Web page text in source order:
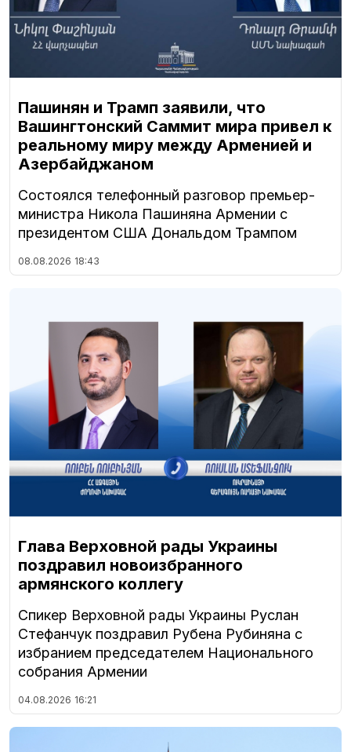
Пашинян и Трамп заявили, что
Вашингтонский Саммит мира привел к
реальному миру между Арменией и
Азербайджаном
Состоялся телефонный разговор премьер-
министра Никола Пашиняна Армении с
президентом США Дональдом Трампом
08.08.2026 18:43
Глава Верховной рады Украины
поздравил новоизбранного
армянского коллегу
Спикер Верховной рады Украины Руслан
Стефанчук поздравил Рубена Рубиняна с
избранием председателем Национального
собрания Армении
04.08.2026 16:21